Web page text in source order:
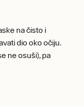
na čisto i
dio oko očiju.
ne osuši), pa